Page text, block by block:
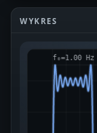
Harmoniczna n = 6
WYKRES